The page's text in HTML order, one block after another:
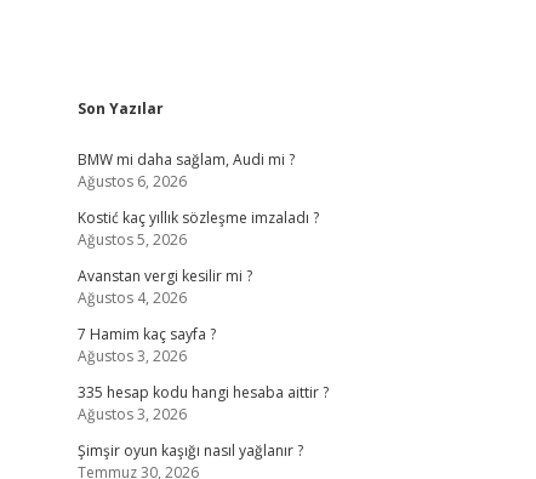
Sidebar
Son Yazılar
BMW mi daha sağlam, Audi mi ?
Ağustos 6, 2026
Kostić kaç yıllık sözleşme imzaladı ?
Ağustos 5, 2026
Avanstan vergi kesilir mi ?
Ağustos 4, 2026
7 Hamim kaç sayfa ?
Ağustos 3, 2026
335 hesap kodu hangi hesaba aittir ?
Ağustos 3, 2026
Şimşir oyun kaşığı nasıl yağlanır ?
Temmuz 30, 2026